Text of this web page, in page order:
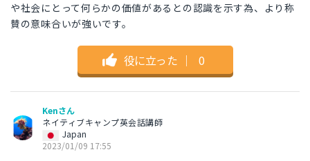
や社会にとって何らかの価値があるとの認識を示す為、より称
賛の意味合いが強いです。
役に立った ｜ 0
Kenさん
ネイティブキャンプ英会話講師
Japan
2023/01/09 17:55